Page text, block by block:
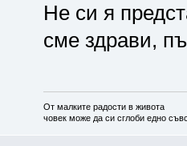
Не си я
сме здрави,
От малките радости в живота
човек може да си сглоби едно